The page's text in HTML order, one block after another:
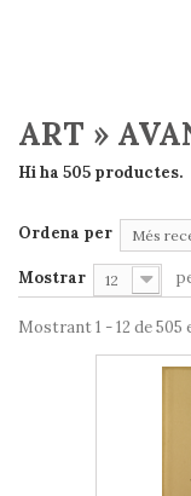
ART »
Hi ha 505 productes.
Ordena per Més
Mostrar 12
Mostrant 1 - 12 de 505